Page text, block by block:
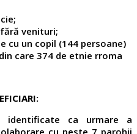
venituri;
cu un copil (144 persoane)
care 374 de etnie rroma
identificate ca urmare a